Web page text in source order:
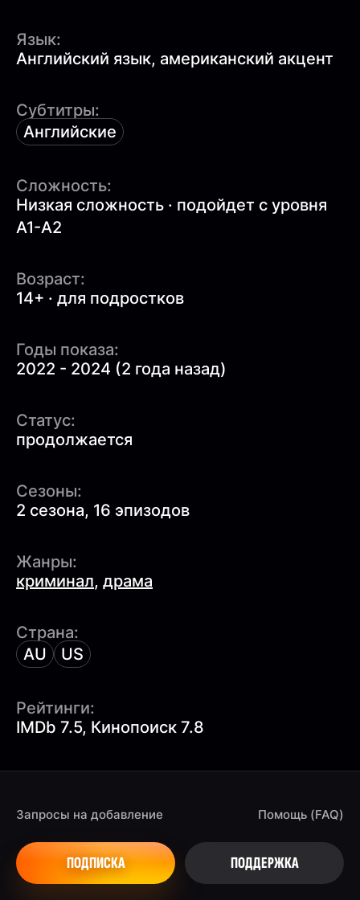
Язык:
Английский язык, американский акцент
Субтитры:
Английские
Сложность:
Низкая сложность · подойдет с уровня
A1-A2
Возраст:
14+ · для подростков
Годы показа:
2022 - 2024 (2 года назад)
Статус:
продолжается
Сезоны:
2 сезона, 16 эпизодов
Жанры:
криминал, драма
Страна:
AU
US
Рейтинги:
IMDb 7.5, Кинопоиск 7.8
Запросы на добавление
ПОДПИСКА
Помощь (FAQ)
ПОДДЕРЖКА